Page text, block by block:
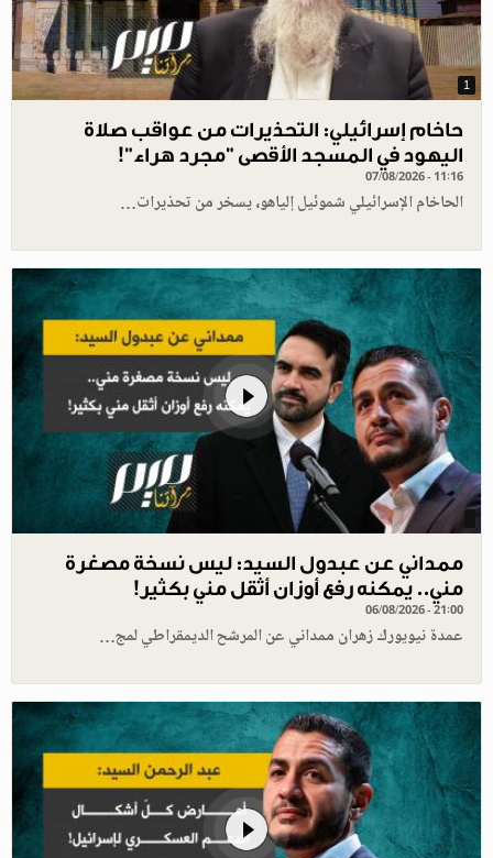
1
حاخام إسرائيلي: التحذيرات من عواقب صلاة
اليهود في المسجد الأقصى "مجرد هراء"!
07/08/2026 - 11:16
الحاخام الإسرائيلي شموئيل إلياهو، يسخر من تحذيرات…
ممداني عن عبدول السيد: ليس نسخة مصغرة
مني.. يمكنه رفع أوزان أثقل مني بكثير!
06/08/2026 - 21:00
عمدة نيويورك زهران ممداني عن المرشح الديمقراطي لمج…